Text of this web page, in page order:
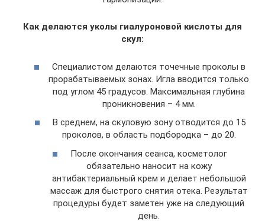
Как делаются уколы гиалуроновой кислоты для
скул:
Специалистом делаются точечные проколы в
прорабатываемых зонах. Игла вводится только
под углом 45 градусов. Максимальная глубина
проникновения – 4 мм.
В среднем, на скуловую зону отводится до 15
проколов, в область подбородка – до 20.
После окончания сеанса, косметолог
обязательно наносит на кожу
антибактериальный крем и делает небольшой
массаж для быстрого снятия отека. Результат
процедуры будет заметен уже на следующий
день.